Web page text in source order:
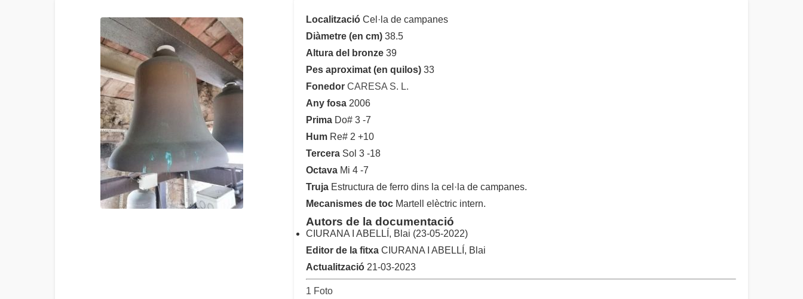
Localització Cel·la de campanes
Diàmetre (en cm) 38.5
Altura del bronze 39
Pes aproximat (en quilos) 33
Fonedor CARESA S. L.
Any fosa 2006
Prima Do# 3 -7
Hum Re# 2 +10
Tercera Sol 3 -18
Octava Mi 4 -7
Truja Estructura de ferro dins la cel·la de campanes.
Mecanismes de toc Martell elèctric intern.
Autors de la documentació
CIURANA I ABELLÍ, Blai (23-05-2022)
Editor de la fitxa CIURANA I ABELLÍ, Blai
Actualització 21-03-2023
1 Foto